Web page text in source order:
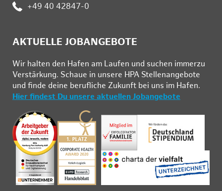
Telefon:
+49 40 42847-0
AKTUELLE JOBANGEBOTE
Wir hal­ten den Ha­fen am Lau­fen und su­chen im­mer­zu
Ver­stär­kung. Schau­e in un­se­re HPA Stel­len­an­ge­bo­te
und fin­de deine be­ruf­li­che Zu­kunft bei uns im Ha­fen.
Hier findest Du unsere aktuellen Jobangebote